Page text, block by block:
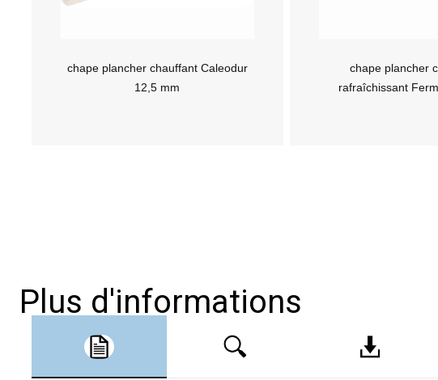
chape plancher chauffant Caleodur
12,5 mm
chape plancher
rafraîchissant
Plus d'informations